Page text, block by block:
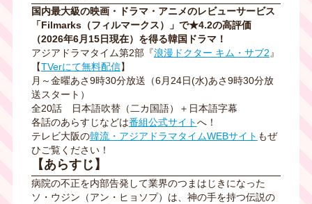
国内最大級の映画・ドラマ・アニメのレビューサービス
「Filmarks（フィルマークス）」で★4.2の高評価
（2026年6月15日現在）を得る韓国ドラマ！
アジアドラマタイム第2部『浪漫ドクター キム・サブ2 』
【TVerにて無料配信】
月～金曜あさ9時30分放送（6月24日(水)あさ9時30分放
送スタート）
全20話
日本語吹替（二カ国語）＋日本語字幕
各話のあらすじなどは番組公式サイトへ！
テレビ大阪の韓流・アジアドラマタイムWEBサイト もぜ
ひご覧ください！
【あらすじ】
病院の不正を内部告発して業界のつまはじきになった
ソ・ウジン（アン・ヒョソプ）は、神の手を持つ伝説の